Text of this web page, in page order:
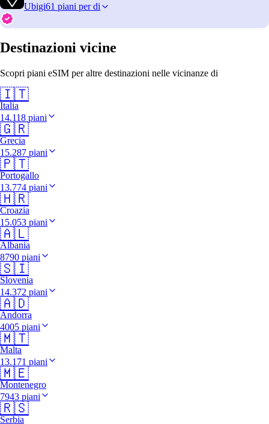
Ubigi61 piani per di
Destinazioni vicine
Scopri piani eSIM per altre destinazioni nelle vicinanze di
🇮🇹
Italia
14.118 piani
🇬🇷
Grecia
15.287 piani
🇵🇹
Portogallo
13.774 piani
🇭🇷
Croazia
15.053 piani
🇦🇱
Albania
8790 piani
🇸🇮
Slovenia
14.372 piani
🇦🇩
Andorra
4005 piani
🇲🇹
Malta
13.171 piani
🇲🇪
Montenegro
7943 piani
🇷🇸
Serbia